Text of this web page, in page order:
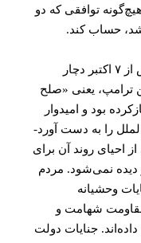
توافقی که دو
حساب کند.
اوضاع منطقه غرب آسیا نیز به‌ویژه پس از ۷ اکتبر دچار
یعنی «صلح
بود و امیدوار
را به دست آورد-
احیای روند آن برای
نمی‌شود. مردم
وحشیانه
مقاومت شهامت و
جنایات دولت